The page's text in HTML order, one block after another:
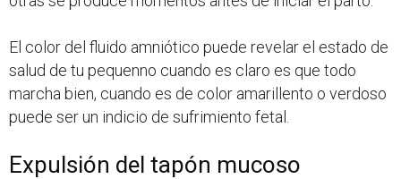
El color del fluido amniótico puede revelar el estado de
salud de tu pequenno cuando es claro es que todo
marcha bien, cuando es de color amarillento o verdoso
puede ser un indicio de sufrimiento fetal.
Expulsión del tapón mucoso